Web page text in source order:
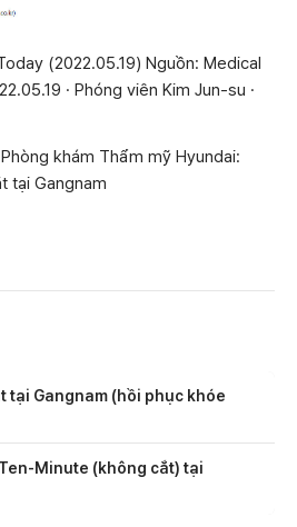
(2022.05.19) Nguồn: Medical
· Phóng viên Kim Jun-su ·
khám Thẩm mỹ Hyundai:
tại Gangnam
tại Gangnam (hồi phục khóe
Minute (không cắt) tại